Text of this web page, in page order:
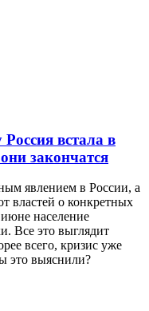
встала в
закончатся
явлением в России, а
властей о конкретных
июне население
Все это выглядит
всего, кризис уже
это выяснили?